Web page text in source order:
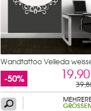
Wandtattoo Velleda
-50%
GRÖSSEN